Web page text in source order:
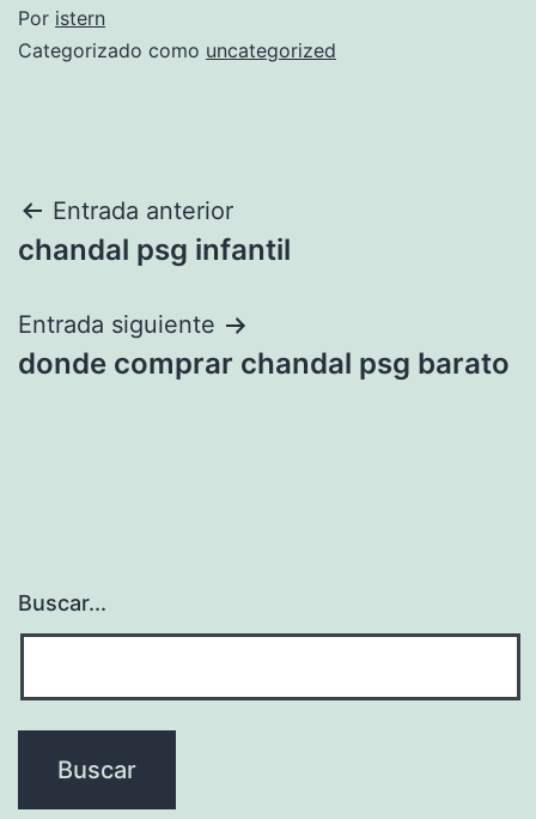
Por istern
Categorizado como uncategorized
Navegación
de
entradas
Entrada anterior
chandal psg infantil
Entrada siguiente
donde comprar chandal psg barato
Buscar...